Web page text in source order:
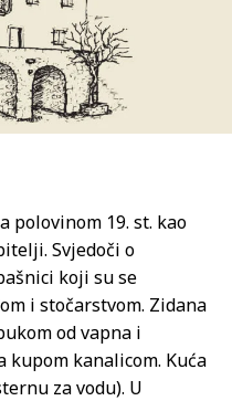
polovinom 19. st. kao
Svjedoči o
koji su se
i stočarstvom. Zidana
od vapna i
kanalicom. Kuća
za vodu). U